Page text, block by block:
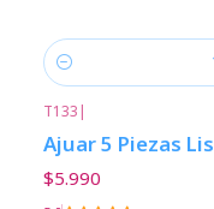
Cantidad
T133 |
Ajuar 5 Piezas
$5.990